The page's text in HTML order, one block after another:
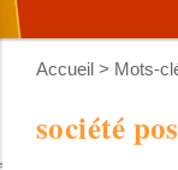
Accueil > Mots-
société